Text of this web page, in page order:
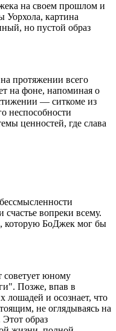
на своем прошлом и
Уорхола, картина
но пустой образ
протяжении всего
на фоне, напоминая о
— ситкоме из
неспособности
ценностей, где слава
вопреки всему.
которую БоДжек мог бы
советует юному
Позже, впав в
лошадей и осознает, что
не оглядываясь на
образ